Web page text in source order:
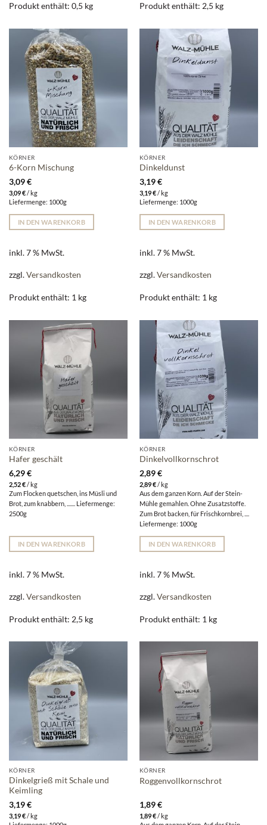
Produkt enthält: 0,5 kg Produkt enthält: 2,5 kg
KÖRNER
6-Korn Mischung
3,09€
3,09€/kg
Liefermenge: 1000g
IN DEN WARENKORB
inkl. 7 % MwSt.
zzgl.Versandkosten
Produkt enthält: 1 kg
KÖRNER
Dinkeldunst
3,19€
3,19€/kg
Liefermenge: 1000g
IN DEN WARENKORB
inkl. 7 % MwSt.
zzgl.Versandkosten
Produkt enthält: 1 kg
KÖRNER
Hafer geschält
6,29€
2,52€/kg
Zum Flocken quetschen, ins Müsli und
Brot, zum knabbern, ....... Liefermenge:
2500g
IN DEN WARENKORB
inkl. 7 % MwSt.
zzgl.Versandkosten
Produkt enthält: 2,5 kg
KÖRNER
Dinkelvollkornschrot
2,89€
2,89€/kg
Aus dem ganzen Korn. Auf der Stein-
Mühle gemahlen. Ohne Zusatzstoffe.
Zum Brot backen, für Frischkornbrei, ....
Liefermenge: 1000g
IN DEN WARENKORB
inkl. 7 % MwSt.
zzgl.Versandkosten
Produkt enthält: 1 kg
KÖRNER
Dinkelgrieß mit Schale und
Keimling
3,19€
3,19€/kg
KÖRNER
Roggenvollkornschrot
1,89€
1,89€/kg